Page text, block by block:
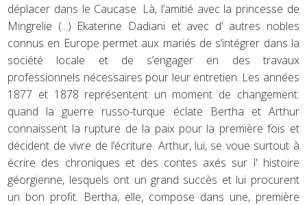
déplacer dans le Caucase. Là, l’amitié avec la princesse de
Mingrelie (...) Ekaterine Dadiani et avec d' autres nobles
connus en Europe permet aux mariés de s’intégrer dans la
société locale et de s’engager en des travaux
professionnels nécessaires pour leur entretien. Les années
1877 et 1878 représentent un moment de changement:
quand la guerre russo-turque éclate Bertha et Arthur
connaissent la rupture de la paix pour la première fois et
décident de vivre de l’écriture. Arthur, lui, se voue surtout à
écrire des chroniques et des contes axés sur l' histoire
géorgienne, lesquels ont un grand succès et lui procurent
un bon profit. Bertha, elle, compose dans une, première